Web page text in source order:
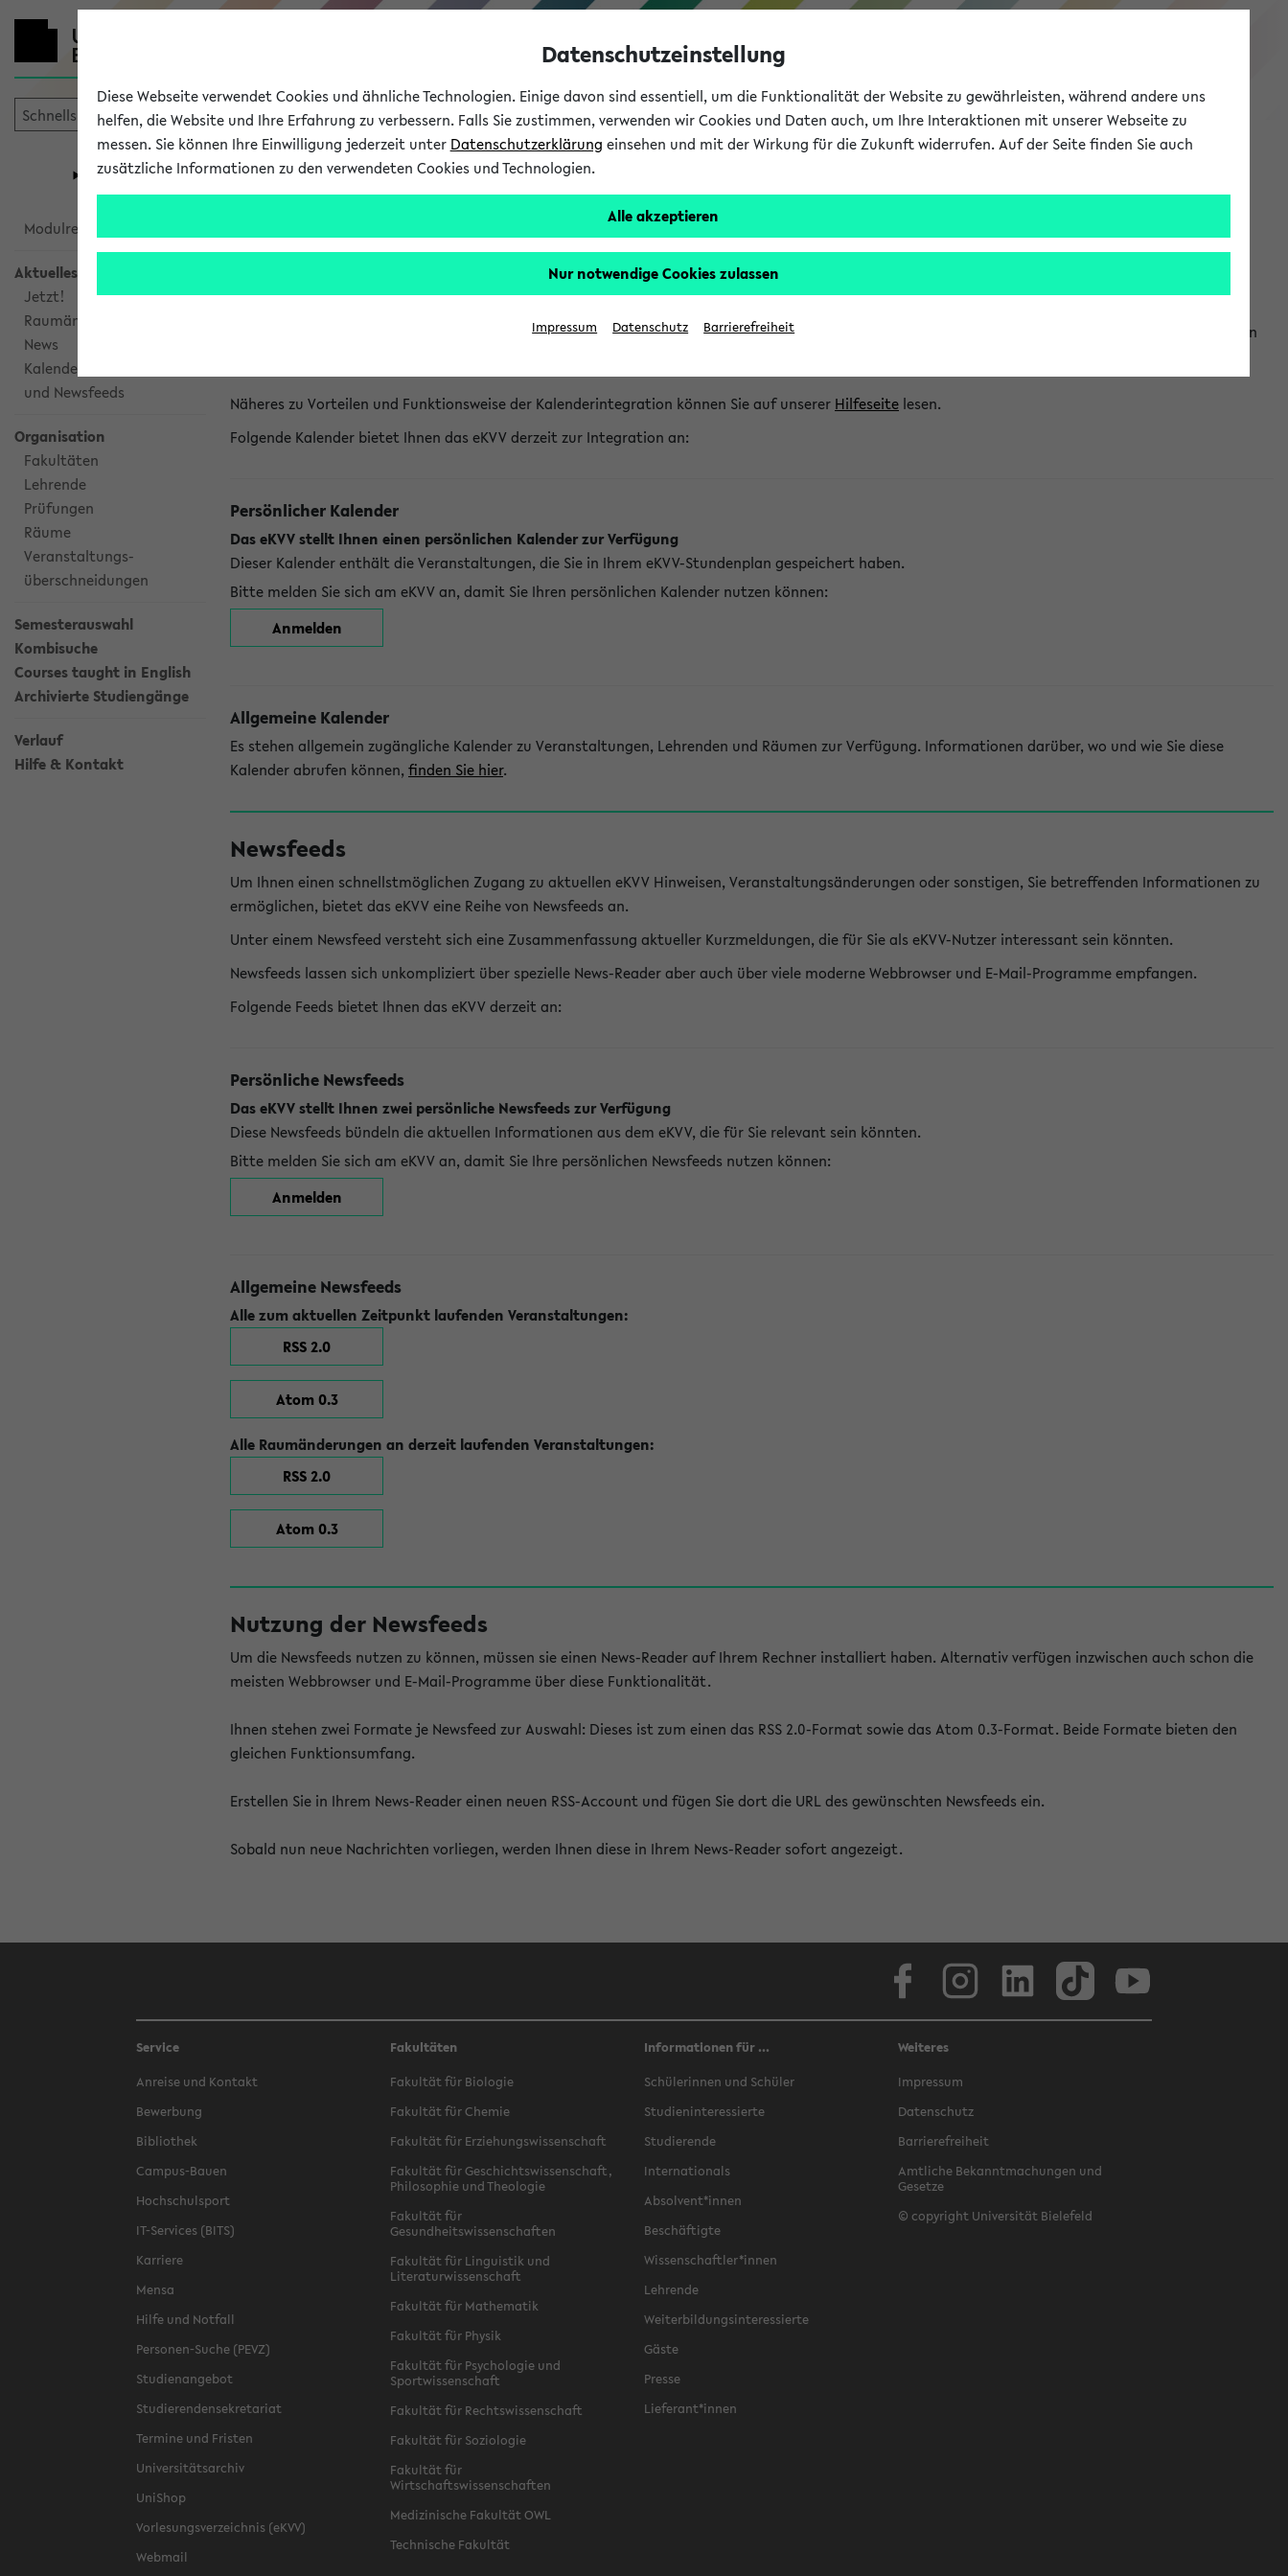
eKVV
Universität Forschung Studium
eKVV
Modulrecherche
Aktuelles
Jetzt!
Raumänderungen
News
Kalenderintegration
und Newsfeeds
Organisation
Fakultäten
Lehrende
Prüfungen
Räume
Veranstaltungs-
überschneidungen
Semesterauswahl
Kombisuche
Courses taught in English
Archivierte Studiengänge
Verlauf
Hilfe & Kontakt
Kalenderintegration und Newsfeeds
Kalenderintegration
Das eKVV bietet Ihnen die Möglichkeit, Veranstaltungstermine in eine Vielzahl von Kalenderanwendungen einzubinden. Auf diese Weise können Sie einen
Näheres zu Vorteilen und Funktionsweise der Kalenderintegration können Sie auf unserer Hilfeseite lesen.
Folgende Kalender bietet Ihnen das eKVV derzeit zur Integration an:
Persönlicher Kalender
Das eKVV stellt Ihnen einen persönlichen Kalender zur Verfügung
Dieser Kalender enthält die Veranstaltungen, die Sie in Ihrem eKVV-Stundenplan gespeichert haben.
Bitte melden Sie sich am eKVV an, damit Sie Ihren persönlichen Kalender nutzen können:
Anmelden
Allgemeine Kalender
Es stehen allgemein zugängliche Kalender zu Veranstaltungen, Lehrenden und Räumen zur Verfügung. Informationen darüber, wo und wie Sie diese
Kalender abrufen können, finden Sie hier.
Newsfeeds
Um Ihnen einen schnellstmöglichen Zugang zu aktuellen eKVV Hinweisen, Veranstaltungsänderungen oder sonstigen, Sie betreffenden Informationen zu
ermöglichen, bietet das eKVV eine Reihe von Newsfeeds an.
Unter einem Newsfeed versteht sich eine Zusammenfassung aktueller Kurzmeldungen, die für Sie als eKVV-Nutzer interessant sein könnten.
Newsfeeds lassen sich unkompliziert über spezielle News-Reader aber auch über viele moderne Webbrowser und E-Mail-Programme empfangen.
Folgende Feeds bietet Ihnen das eKVV derzeit an:
Persönliche Newsfeeds
Das eKVV stellt Ihnen zwei persönliche Newsfeeds zur Verfügung
Diese Newsfeeds bündeln die aktuellen Informationen aus dem eKVV, die für Sie relevant sein könnten.
Bitte melden Sie sich am eKVV an, damit Sie Ihre persönlichen Newsfeeds nutzen können:
Anmelden
Allgemeine Newsfeeds
Alle zum aktuellen Zeitpunkt laufenden Veranstaltungen:
RSS 2.0
Atom 0.3
Alle Raumänderungen an derzeit laufenden Veranstaltungen:
RSS 2.0
Atom 0.3
Nutzung der Newsfeeds
Um die Newsfeeds nutzen zu können, müssen sie einen News-Reader auf Ihrem Rechner installiert haben. Alternativ verfügen inzwischen auch schon die
meisten Webbrowser und E-Mail-Programme über diese Funktionalität.
Ihnen stehen zwei Formate je Newsfeed zur Auswahl: Dieses ist zum einen das RSS 2.0-Format sowie das Atom 0.3-Format. Beide Formate bieten den
gleichen Funktionsumfang.
Erstellen Sie in Ihrem News-Reader einen neuen RSS-Account und fügen Sie dort die URL des gewünschten Newsfeeds ein.
Sobald nun neue Nachrichten vorliegen, werden Ihnen diese in Ihrem News-Reader sofort angezeigt.
Service
Anreise und Kontakt
Bewerbung
Bibliothek
Campus-Bauen
Hochschulsport
IT-Services (BITS)
Karriere
Mensa
Hilfe und Notfall
Personen-Suche (PEVZ)
Studienangebot
Studierendensekretariat
Termine und Fristen
Universitätsarchiv
UniShop
Vorlesungsverzeichnis (eKVV)
Webmail
Fakultäten
Fakultät für Biologie
Fakultät für Chemie
Fakultät für Erziehungswissenschaft
Fakultät für Geschichtswissenschaft,
Philosophie und Theologie
Fakultät für
Gesundheitswissenschaften
Fakultät für Linguistik und
Literaturwissenschaft
Fakultät für Mathematik
Fakultät für Physik
Fakultät für Psychologie und
Sportwissenschaft
Fakultät für Rechtswissenschaft
Fakultät für Soziologie
Fakultät für
Wirtschaftswissenschaften
Medizinische Fakultät OWL
Technische Fakultät
Informationen für ...
Schülerinnen und Schüler
Studieninteressierte
Studierende
Internationals
Absolvent*innen
Beschäftigte
Wissenschaftler*innen
Lehrende
Weiterbildungsinteressierte
Gäste
Presse
Lieferant*innen
Weiteres
Impressum
Datenschutz
Barrierefreiheit
Amtliche Bekanntmachungen und
Gesetze
© copyright Universität Bielefeld
Datenschutzeinstellung
Diese Webseite verwendet Cookies und ähnliche Technologien. Einige davon sind essentiell, um die Funktionalität der Website zu gewährleisten, während andere uns
helfen, die Website und Ihre Erfahrung zu verbessern. Falls Sie zustimmen, verwenden wir Cookies und Daten auch, um Ihre Interaktionen mit unserer Webseite zu
messen. Sie können Ihre Einwilligung jederzeit unter Datenschutzerklärung einsehen und mit der Wirkung für die Zukunft widerrufen. Auf der Seite finden Sie auch
zusätzliche Informationen zu den verwendeten Cookies und Technologien.
Alle akzeptieren
Nur notwendige Cookies zulassen
Impressum Datenschutz Barrierefreiheit